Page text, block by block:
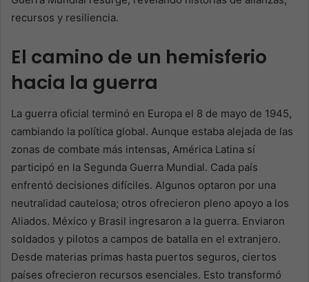
recursos y resiliencia.
El camino de un hemisferio
hacia la guerra
La guerra oficial terminó en Europa el 8 de mayo de 1945,
cambiando la política global. Aunque estaba alejada de las
zonas de combate más intensas, América Latina sí
participó en la Segunda Guerra Mundial. Cada país
enfrentó decisiones difíciles. Algunos optaron por una
neutralidad cautelosa; otros ofrecieron pleno apoyo a los
Aliados. México y Brasil ingresaron a la guerra. Enviaron
soldados y pilotos a campos de batalla en el extranjero.
Desde materias primas hasta puertos seguros, ciertos
países ofrecieron recursos esenciales. Esto transformó